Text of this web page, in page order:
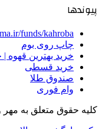
پیوندها
funds/kahroba
چاپ روی بوم
خرید بهترین قهوه
خرید قسطی
صندوق طلا
وام فوری
کلیه حقوق متعلق به